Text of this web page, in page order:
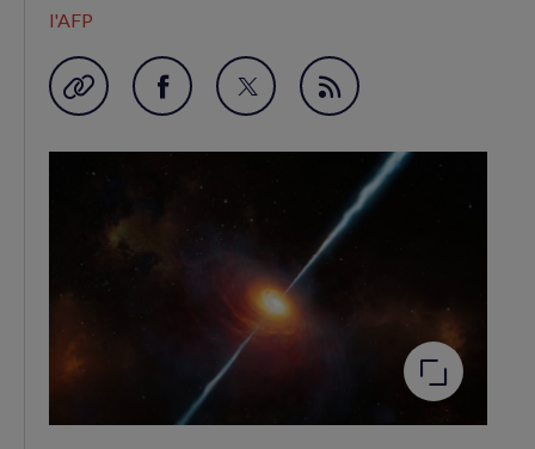
l'AFP
Garder en favori
Partager
(nouvelle
Partager
Flux
Agrandir
l'image